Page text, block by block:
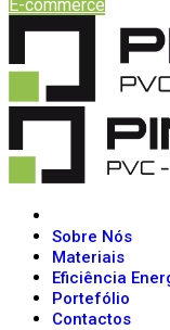
E-commerce
Sobre Nós
Materiais
Eficiência
Portefólio
Contactos